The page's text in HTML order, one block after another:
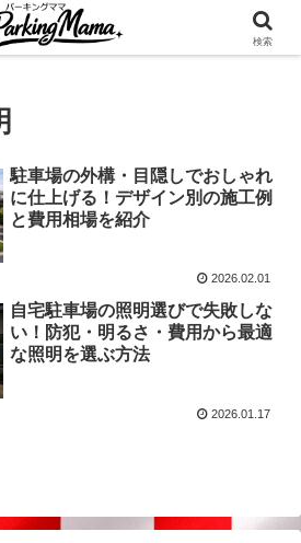
宅の駐車場を貸してゆとりget🍵
駐車場の外構・目隠しでおしゃれ
に仕上げる！デザイン別の施工例
と費用相場を紹介
2026.02.01
自宅駐車場の照明選びで失敗しな
い！防犯・明るさ・費用から最適
な照明を選ぶ方法
2026.01.17
検索